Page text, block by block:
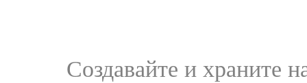
Создавайте и храните